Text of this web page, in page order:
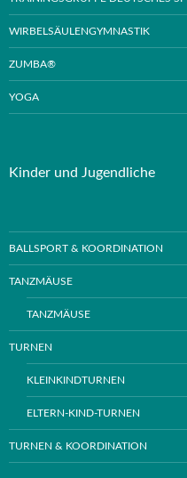
WIRBELSÄULENGYMNASTIK
ZUMBA®
YOGA
Kinder und Jugendliche
BALLSPORT & KOORDINATION
TANZMÄUSE
TANZMÄUSE
TURNEN
KLEINKINDTURNEN
ELTERN-KIND-TURNEN
TURNEN & KOORDINATION